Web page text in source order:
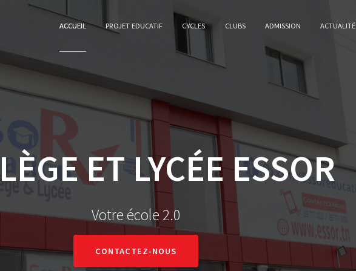
ACCUEIL PROJET EDUCATIF CYCLES CLUBS ADMISSION ACTUALITÉ
ET LYCÉE ESSOR
Votre école 2.0
CONTACTEZ-NOUS